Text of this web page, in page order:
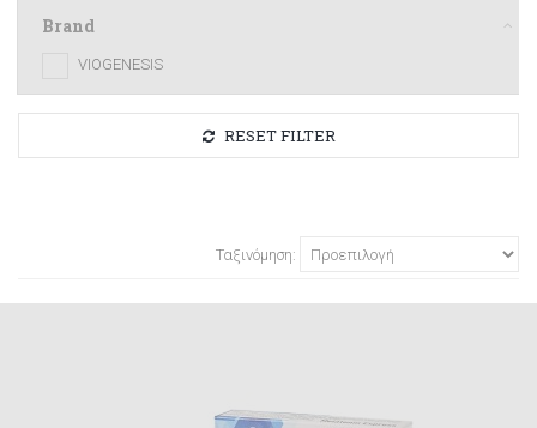
Brand
VIOGENESIS
RESET FILTER
Ταξινόμηση: